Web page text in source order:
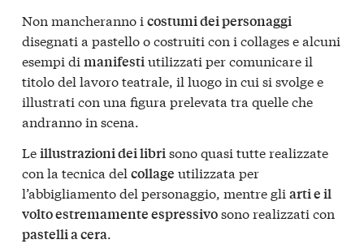
Non mancheranno i costumi dei personaggi
disegnati a pastello o costruiti con i collages e alcuni
esempi di manifestiutilizzati per comunicare il
titolo del lavoro teatrale, il luogo in cui si svolge e
illustrati con una figura prelevata tra quelle che
andranno in scena.
Leillustrazioni dei librisono quasi tutte realizzate
con la tecnica del collage utilizzata per
l’abbigliamento del personaggio, mentre gli arti e il
volto estremamente espressivosono realizzati con
pastelli a cera.